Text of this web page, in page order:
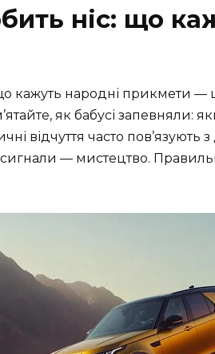
ніс: що
кажуть народні прикмети —
як бабусі запевняли:
відчуття часто
— мистецтво.